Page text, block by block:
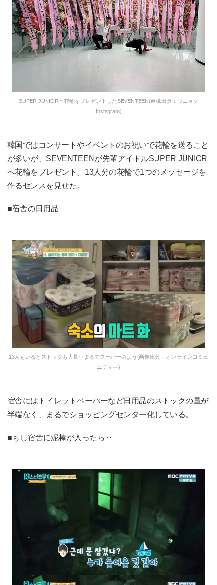
SUPER JUNIORへ花輪をプレゼントしたSEVENTEEN(画像出典：ウニョク
Instagram)
韓国ではコンサートやイベントのお祝いで花輪を送ること
が多いが、SEVENTEENが先輩アイドルSUPER JUNIOR
へ花輪をプレゼント。13人分の花輪で1つのメッセージを
作るセンスを見せた。
■宿舎の日用品
13人もいるとストックも大量‥まるでスーパーのよう(画像出典：オンラインコミュ
ニティー)
宿舎にはトイレットペーパーなど日用品のストックの量が
半端なく、まるでショッピングセンター化している。
■もし宿舎に泥棒が入ったら‥